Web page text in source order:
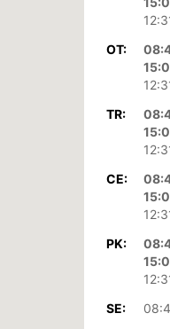
OT:
TR:
CE:
PK:
SE: